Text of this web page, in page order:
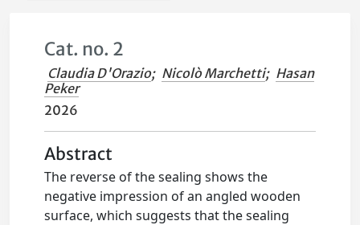
Cat. no. 2
Claudia D'Orazio; Nicolò Marchetti; Hasan
Peker
2026
Abstract
The reverse of the sealing shows the
negative impression of an angled wooden
surface, which suggests that the sealing